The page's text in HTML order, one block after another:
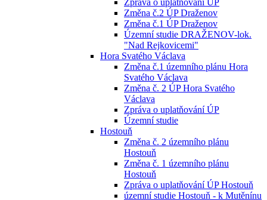
Zpráva o uplatňování ÚP
Změna č.2 ÚP Draženov
Změna č.1 ÚP Draženov
Územní studie DRAŽENOV-lok.
"Nad Rejkovicemi"
Hora Svatého Václava
Změna č.1 územního plánu Hora
Svatého Václava
Změna č. 2 ÚP Hora Svatého
Václava
Zpráva o uplatňování ÚP
Územní studie
Hostouň
Změna č. 2 územního plánu
Hostouň
Změna č. 1 územního plánu
Hostouň
Zpráva o uplatňování ÚP Hostouň
územní studie Hostouň - k Mutěnínu